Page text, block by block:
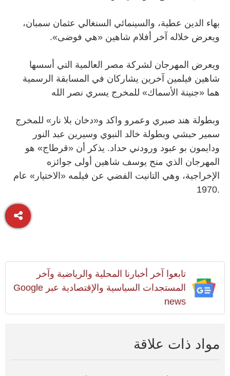
بهاء الدين عطية، والسينمائي السنغالي عثمان سمبان،
ويعرض خلاله آخر أفلام شاهين «هي فوضى».
ويعرض المهرجان لشركة مصر العالمية التي أسسها
شاهين فيلمين آخرين يشاركان في المسابقة الرسمية
هما «جنينة الأسماك» للمخرج يسري نصر الله
وبطولة هند صبري وعمرو واكد و«دخان بلا نار» للمخرج
سمير حبشي وبطولة خالد النبوي وسيرين عبد النور
ودايمون بو عبود ورودني حداد. يذكر أن «قرطاج» هو
المهرجان الذي منح يوسف شاهين أولى جوائزه
الإخراجية، وهي التانيت الفضي عن فيلمه «الاختيار» عام
.1970
تابعوا آخر أخبارنا المحلية والرياضية وآخر
المستجدات السياسية والإقتصادية عبر Google
news
مواد ذات علاقة